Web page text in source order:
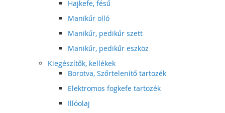
Hajkefe, fésű
Manikűr olló
Manikűr, pedikűr szett
Manikűr, pedikűr eszköz
Kiegészítők, kellékek
Borotva, Szőrtelenítő tartozék
Elektromos fogkefe tartozék
Illóolaj